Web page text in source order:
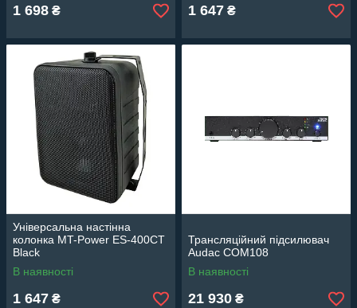
1 698 ₴ 1 647 ₴
Універсальна настінна
колонка MT-Power ES-400CT
Black
В наявності
1 647 ₴
Трансляційний підсилювач
Audac COM108
В наявності
21 930 ₴